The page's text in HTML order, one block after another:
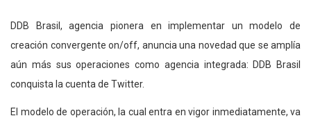
DDB Brasil, agencia pionera en implementar un modelo de
creación convergente on/off, anuncia una novedad que se amplía
aún más sus operaciones como agencia integrada: DDB Brasil
conquista la cuenta de Twitter.
El modelo de operación, la cual entra en vigor inmediatamente, va